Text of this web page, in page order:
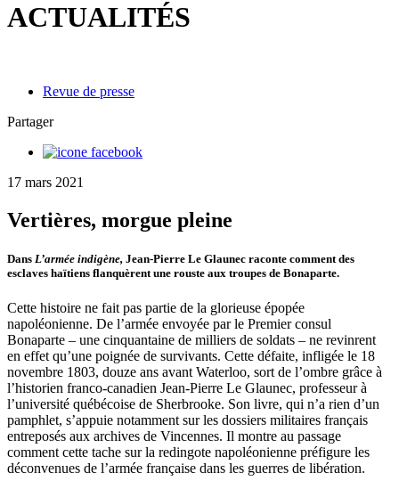
ACTUALITÉS
Revue de presse
Partager
17 mars 2021
Vertières, morgue pleine
Dans L’armée indigène, Jean-Pierre Le Glaunec raconte comment des
esclaves haïtiens flanquèrent une rouste aux troupes de Bonaparte.
Cette histoire ne fait pas partie de la glorieuse épopée
napoléonienne. De l’armée envoyée par le Premier consul
Bonaparte – une cinquantaine de milliers de soldats – ne revinrent
en effet qu’une poignée de survivants. Cette défaite, infligée le 18
novembre 1803, douze ans avant Waterloo, sort de l’ombre grâce à
l’historien franco-canadien Jean-Pierre Le Glaunec, professeur à
l’université québécoise de Sherbrooke. Son livre, qui n’a rien d’un
pamphlet, s’appuie notamment sur les dossiers militaires français
entreposés aux archives de Vincennes. Il montre au passage
comment cette tache sur la redingote napoléonienne préfigure les
déconvenues de l’armée française dans les guerres de libération.